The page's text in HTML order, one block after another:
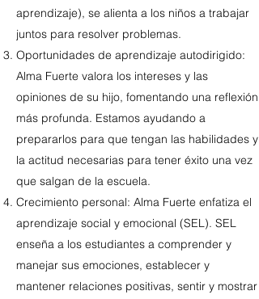
aprendizaje), se alienta a los niños a trabajar
juntos para resolver problemas.
Oportunidades de aprendizaje autodirigido:
Alma Fuerte valora los intereses y las
opiniones de su hijo, fomentando una reflexión
más profunda. Estamos ayudando a
prepararlos para que tengan las habilidades y
la actitud necesarias para tener éxito una vez
que salgan de la escuela.
Crecimiento personal: Alma Fuerte enfatiza el
aprendizaje social y emocional (SEL). SEL
enseña a los estudiantes a comprender y
manejar sus emociones, establecer y
mantener relaciones positivas, sentir y mostrar